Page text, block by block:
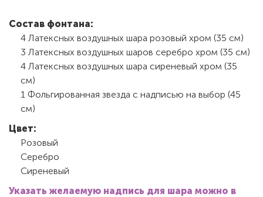
Состав фонтана:
4 Латексных воздушных шара розовый хром (35 см)
3 Латексных воздушных шаров серебро хром (35 см)
4 Латексных воздушных шара сиреневый хром (35
см)
1 Фольгированная звезда с надписью на выбор (45
см)
Цвет:
Розовый
Серебро
Сиреневый
Указать желаемую надпись для шара можно в